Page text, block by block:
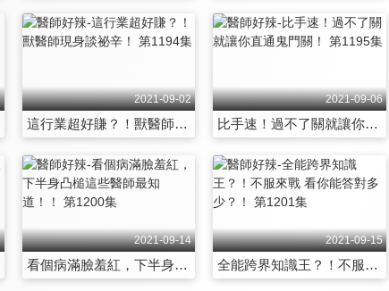
2021-09-02
這行業超好賺？！獸醫師現身談祕辛！ 第1194集
2021-09-06
比手速！過不了關就讓你直通鬼門關！ 第1195集
2021-09-14
看個病滿臉羞紅，下半身凸槌這些醫師最知道！！ 第1200集
2021-09-15
全能跨界知識王？！不服來戰 看你能答對多少？！ 第1201集